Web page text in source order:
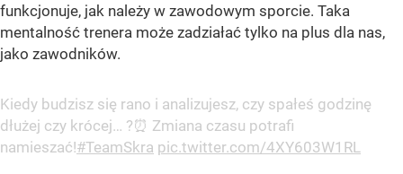
funkcjonuje, jak należy w zawodowym sporcie. Taka
mentalność trenera może zadziałać tylko na plus dla nas,
jako zawodników.
Kiedy budzisz się rano i analizujesz, czy spałeś godzinę
dłużej czy krócej… ?⏰ Zmiana czasu potrafi
namieszać!#TeamSkra pic.twitter.com/4XY603W1RL